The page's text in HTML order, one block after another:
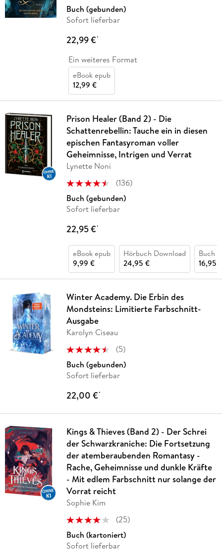
Buch (gebunden)
Sofort lieferbar
22,99 €*
Ein weiteres Format
eBook epub
12,99 €
Prison Healer (Band 2) - Die
Schattenrebellin: Tauche ein in diesen
epischen Fantasyroman voller
Geheimnisse, Intrigen und Verrat
Lynette Noni
(136)
Buch (gebunden)
Sofort lieferbar
22,95 €*
eBook epub
9,99 €
Hörbuch Download
24,95 €
Buch
16,95
Winter Academy. Die Erbin des
Mondsteins: Limitierte Farbschnitt-
Ausgabe
Karolyn Ciseau
(5)
Buch (gebunden)
Sofort lieferbar
22,00 €*
Kings & Thieves (Band 2) - Der Schrei
der Schwarzkraniche: Die Fortsetzung
der atemberaubenden Romantasy -
Rache, Geheimnisse und dunkle Kräfte
- Mit edlem Farbschnitt nur solange der
Vorrat reicht
Sophie Kim
(25)
Buch (kartoniert)
Sofort lieferbar